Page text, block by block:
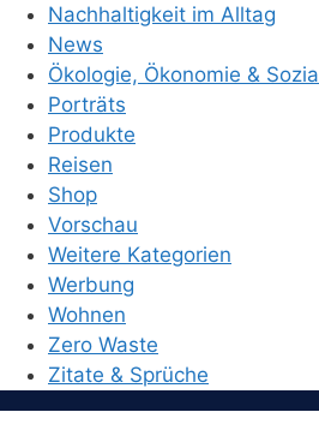
Nachhaltigkeit im Alltag
News
Ökologie, Ökonomie &
Porträts
Produkte
Reisen
Shop
Vorschau
Weitere Kategorien
Werbung
Wohnen
Zero Waste
Zitate & Sprüche